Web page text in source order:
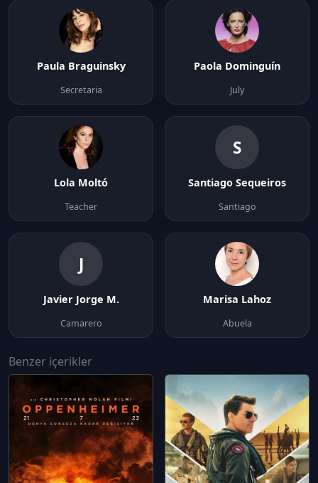
Paula Braguinsky
Secretaria
Paola Dominguín
July
Lola Moltó
Teacher
S
Santiago Sequeiros
Santiago
J
Javier Jorge M.
Camarero
Marisa Lahoz
Abuela
Benzer içerikler